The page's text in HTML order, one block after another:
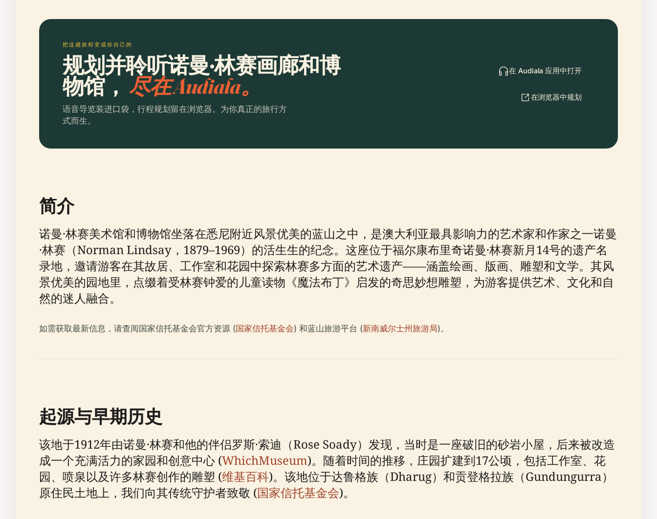
把这趟旅程变成你自己的
规划并聆听诺曼·林赛画廊和博
物馆， 尽在 Audiala。
语音导览装进口袋，行程规划留在浏览器。为你真正的旅行方
式而生。
在 Audiala 应用中打开
在浏览器中规划
简介
诺曼·林赛美术馆和博物馆坐落在悉尼附近风景优美的蓝山之中，是澳大利亚最具影响力的艺术家和作家之一诺曼
·林赛（Norman Lindsay，1879–1969）的活生生的纪念。这座位于福尔康布里奇诺曼·林赛新月14号的遗产名
录地，邀请游客在其故居、工作室和花园中探索林赛多方面的艺术遗产——涵盖绘画、版画、雕塑和文学。其风
景优美的园地里，点缀着受林赛钟爱的儿童读物《魔法布丁》启发的奇思妙想雕塑，为游客提供艺术、文化和自
然的迷人融合。
如需获取最新信息，请查阅国家信托基金会官方资源 (国家信托基金会) 和蓝山旅游平台 (新南威尔士州旅游局)。
起源与早期历史
该地于1912年由诺曼·林赛和他的伴侣罗斯·索迪（Rose Soady）发现，当时是一座破旧的砂岩小屋，后来被改造
成一个充满活力的家园和创意中心 (WhichMuseum)。随着时间的推移，庄园扩建到17公顷，包括工作室、花
园、喷泉以及许多林赛创作的雕塑 (维基百科)。该地位于达鲁格族（Dharug）和贡登格拉族（Gundungurra）
原住民土地上，我们向其传统守护者致敬 (国家信托基金会)。